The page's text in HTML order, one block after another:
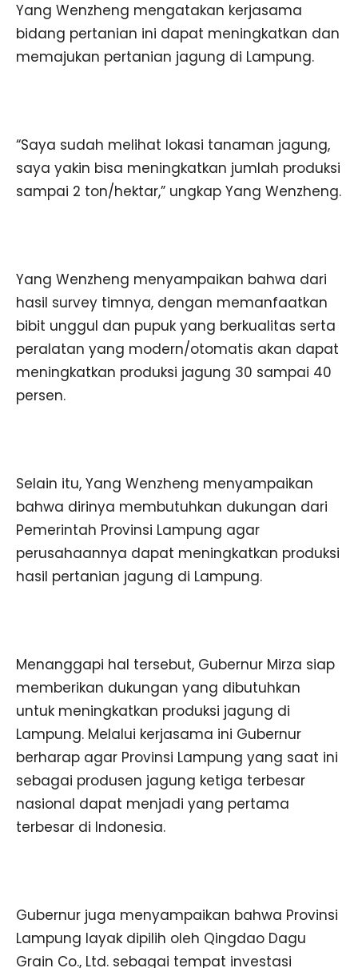
Yang Wenzheng mengatakan kerjasama
bidang pertanian ini dapat meningkatkan dan
memajukan pertanian jagung di Lampung.
“Saya sudah melihat lokasi tanaman jagung,
saya yakin bisa meningkatkan jumlah produksi
sampai 2 ton/hektar,” ungkap Yang Wenzheng.
Yang Wenzheng menyampaikan bahwa dari
hasil survey timnya, dengan memanfaatkan
bibit unggul dan pupuk yang berkualitas serta
peralatan yang modern/otomatis akan dapat
meningkatkan produksi jagung 30 sampai 40
persen.
Selain itu, Yang Wenzheng menyampaikan
bahwa dirinya membutuhkan dukungan dari
Pemerintah Provinsi Lampung agar
perusahaannya dapat meningkatkan produksi
hasil pertanian jagung di Lampung.
Menanggapi hal tersebut, Gubernur Mirza siap
memberikan dukungan yang dibutuhkan
untuk meningkatkan produksi jagung di
Lampung. Melalui kerjasama ini Gubernur
berharap agar Provinsi Lampung yang saat ini
sebagai produsen jagung ketiga terbesar
nasional dapat menjadi yang pertama
terbesar di Indonesia.
Gubernur juga menyampaikan bahwa Provinsi
Lampung layak dipilih oleh Qingdao Dagu
Grain Co., Ltd. sebagai tempat investasi